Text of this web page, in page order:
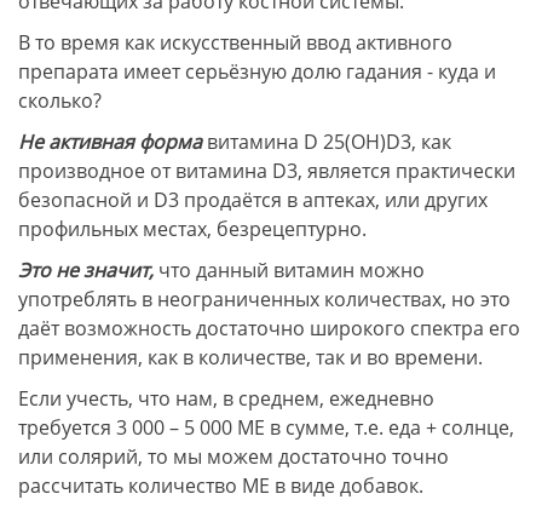
В то время как искусственный ввод активного
препарата имеет серьёзную долю гадания - куда и
сколько?
Не активная формавитамина D 25(ОН)D3, как
производное от витамина D3, является практически
безопасной и D3 продаётся в аптеках, или других
профильных местах, безрецептурно.
Это не значит, что данный витамин можно
употреблять в неограниченных количествах, но это
даёт возможность достаточно широкого спектра его
применения, как в количестве, так и во времени.
Если учесть, что нам, в среднем, ежедневно
требуется 3 000 – 5 000 МЕ в сумме, т.е. еда + солнце,
или солярий, то мы можем достаточно точно
рассчитать количество МЕ в виде добавок.